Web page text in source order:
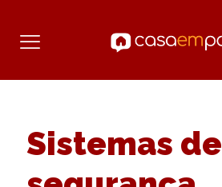
Sistemas de